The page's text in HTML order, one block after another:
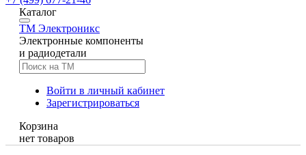
Каталог
TM Электроникс
Электронные компоненты
и радиодетали
Войти в личный кабинет
Зарегистрироваться
Корзина
нет товаров